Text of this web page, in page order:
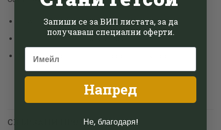
Bow Tie & Hankie
Perfect to complete any vintage retro look
Made from premium herringbone check fabric
СВЪРЗАНИ ПРОДУКТИ
Запиши се за ВИП листата, за да
получаваш специални оферти.
Напред
Не, благодаря!